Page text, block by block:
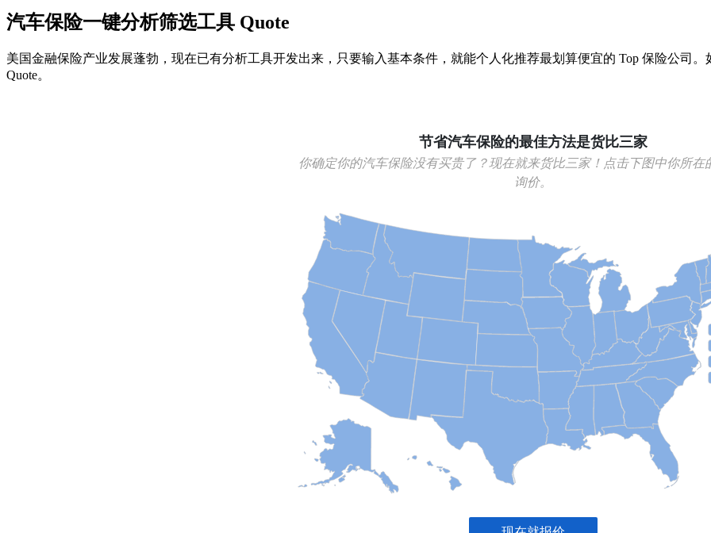
汽车保险一键分析筛选工具 Quote
美国金融保险产业发展蓬勃，现在已有分析工具开发出来，只要输入基本条件，就能个人化推荐最划算便宜的 Top 保险公司
Quote。